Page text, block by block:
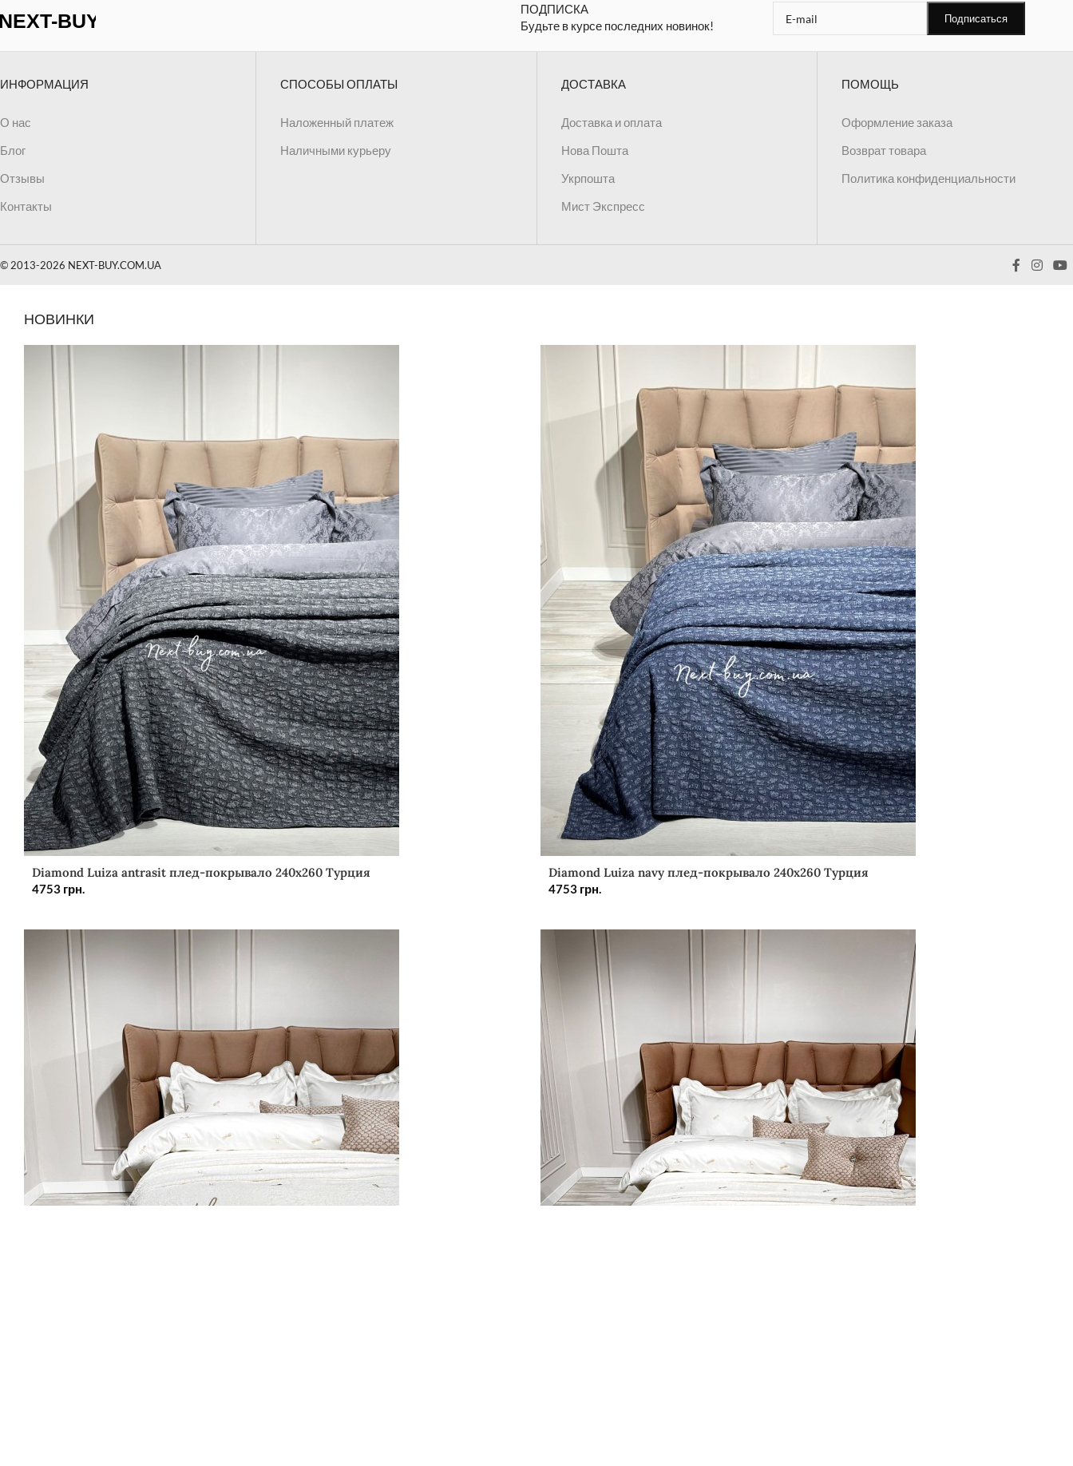
ПОДПИСКА
Будьте в курсе последних новинок!
ИНФОРМАЦИЯ
О нас
Блог
Отзывы
Контакты
СПОСОБЫ ОПЛАТЫ
Наложенный платеж
Наличными курьеру
ДОСТАВКА
Доставка и оплата
Нова Пошта
Укрпошта
Мист Экспресс
ПОМОЩЬ
Оформление заказа
Возврат товара
Политика конфиденциальности
© 2013-2026 NEXT-BUY.COM.UA
НОВИНКИ
Diamond Luiza antrasit плед-покрывало 240х260 Турция
4753 грн.
Diamond Luiza navy плед-покрывало 240х260 Турция
4753 грн.